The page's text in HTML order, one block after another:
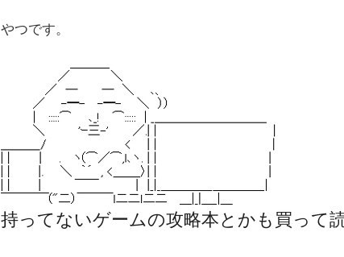
やつです。
持ってないゲームの攻略本とかも買って